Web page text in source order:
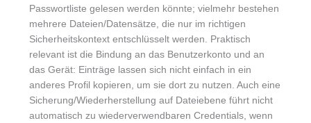
Passwortliste gelesen werden könnte; vielmehr bestehen
mehrere Dateien/Datensätze, die nur im richtigen
Sicherheitskontext entschlüsselt werden. Praktisch
relevant ist die Bindung an das Benutzerkonto und an
das Gerät: Einträge lassen sich nicht einfach in ein
anderes Profil kopieren, um sie dort zu nutzen. Auch eine
Sicherung/Wiederherstellung auf Dateiebene führt nicht
automatisch zu wiederverwendbaren Credentials, wenn